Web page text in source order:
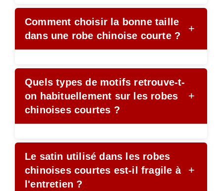
Comment choisir la bonne taille
dans une robe chinoise courte ?
+
Quels types de motifs retrouve-t-
on habituellement sur les robes
chinoises courtes ?
+
Le satin utilisé dans les robes
chinoises courtes est-il fragile à
l'entretien ?
+